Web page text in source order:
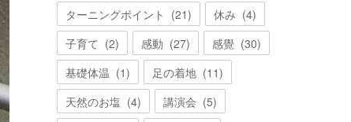
ターニングポイント (21) 休み (4)
子育て (2) 感動 (27) 感覺 (30)
基礎体温 (1) 足の着地 (11)
天然のお塩 (4) 講演会 (5)